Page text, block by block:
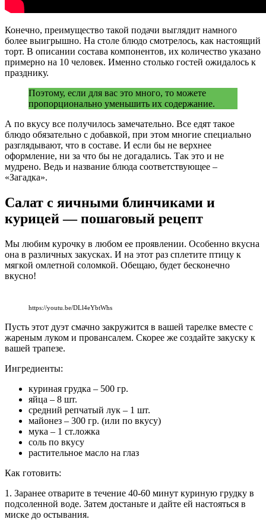
Конечно, преимущество такой подачи выглядит намного
более выигрышно. На столе блюдо смотрелось, как настоящий
торт. В описании состава компонентов, их количество указано
примерно на 10 человек. Именно столько гостей ожидалось к
празднику.
Поэтому, если для вас это много, то можете
пропорционально уменьшить их содержание.
А по вкусу все получилось замечательно. Все едят такое
блюдо обязательно с добавкой, при этом многие специально
разглядывают, что в составе. И если бы не верхнее
оформление, ни за что бы не догадались. Так это и не
мудрено. Ведь и название блюда соответствующее –
«Загадка».
Салат с яичными блинчиками и
курицей — пошаговый рецепт
Мы любим курочку в любом ее проявлении. Особенно вкусна
она в различных закусках. И на этот раз сплетите птицу к
мягкой омлетной соломкой. Обещаю, будет бесконечно
вкусно!
https://youtu.be/DLl4eYbtWhs
Пусть этот дуэт смачно закружится в вашей тарелке вместе с
жареным луком и провансалем. Скорее же создайте закуску к
вашей трапезе.
Ингредиенты:
куриная грудка – 500 гр.
яйца – 8 шт.
средний репчатый лук – 1 шт.
майонез – 300 гр. (или по вкусу)
мука – 1 ст.ложка
соль по вкусу
растительное масло на глаз
Как готовить:
1. Заранее отварите в течение 40-60 минут куриную грудку в
подсоленной воде. Затем достаньте и дайте ей настояться в
миске до остывания.